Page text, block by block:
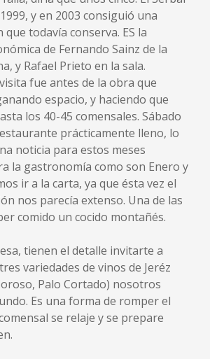
y en 2003 consiguió una
todavía conserva. ES la
de Fernando Sainz de la
y Rafael Prieto en la sala.
fue antes de la obra que
espacio, y haciendo que
los 40-45 comensales. Sábado
prácticamente lleno, lo
noticia para estos meses
la gastronomía como son Enero y
ir a la carta, ya que ésta vez el
nos parecía extenso. Una de las
comido un cocido montañés.
tienen el detalle invitarte a
variedades de vinos de Jeréz
Palo Cortado) nosotros
Es una forma de romper el
se relaje y se prepare